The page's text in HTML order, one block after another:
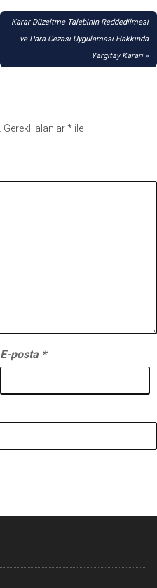
Karar Düzeltme Talebinin Reddedilmesi
ve Para Cezası Uygulaması Hakkında
Yargıtay Kararı
Gerekli alanlar* ile
E-posta *